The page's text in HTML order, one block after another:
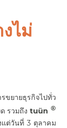
ไม่
ยายธุรกิจไปทั่ว
รวมถึงtuün ®
แต่วันที่ 3 ตุลาคม